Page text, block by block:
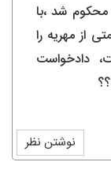
شد ،با
از مهریه را
دادخواست
نوشتن نظر